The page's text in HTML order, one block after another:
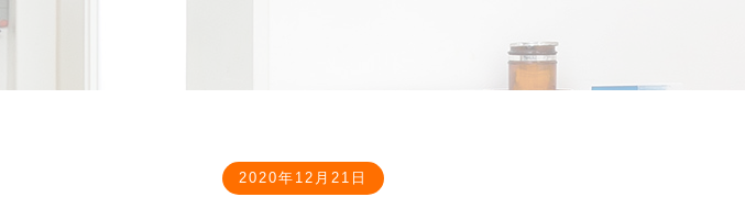
2020年12月21日